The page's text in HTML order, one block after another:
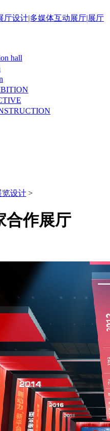
hall
览设计 >
合作展厅